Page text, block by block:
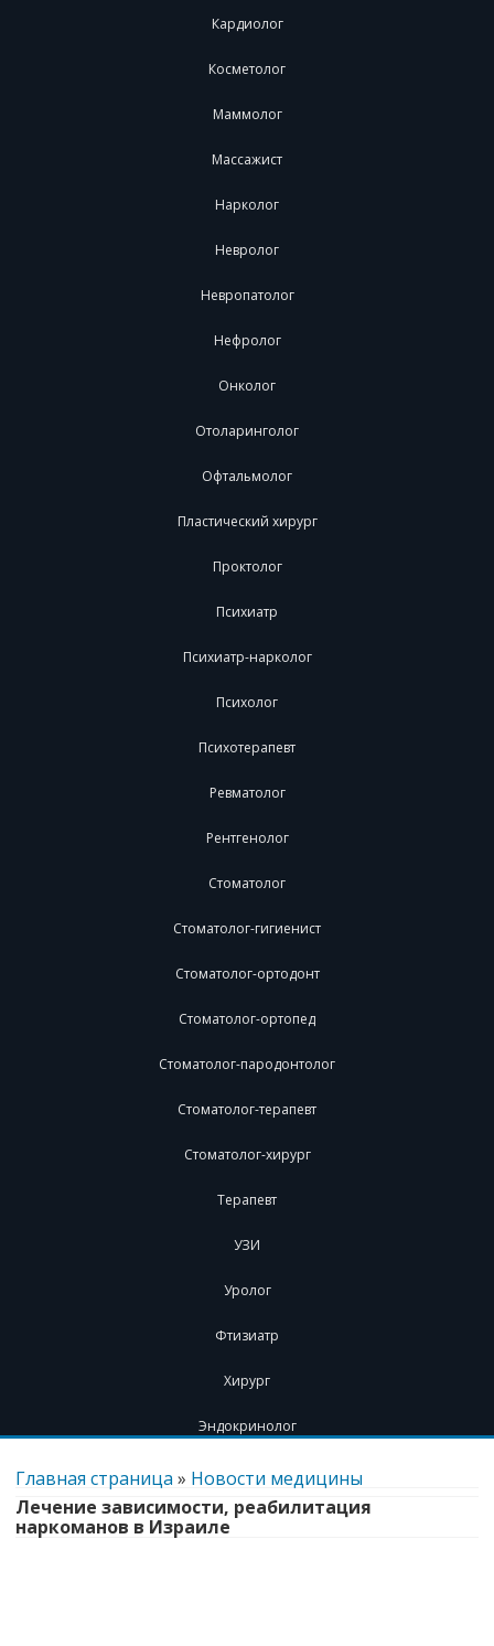
Кардиолог
Косметолог
Маммолог
Массажист
Нарколог
Невролог
Невропатолог
Нефролог
Онколог
Отоларинголог
Офтальмолог
Пластический хирург
Проктолог
Психиатр
Психиатр-нарколог
Психолог
Психотерапевт
Ревматолог
Рентгенолог
Стоматолог
Стоматолог-гигиенист
Стоматолог-ортодонт
Стоматолог-ортопед
Стоматолог-пародонтолог
Стоматолог-терапевт
Стоматолог-хирург
Терапевт
УЗИ
Уролог
Фтизиатр
Хирург
Эндокринолог
Перейти
содержимому
Главная страница » Новости медицины
Лечение зависимости, реабилитация
наркоманов в Израиле